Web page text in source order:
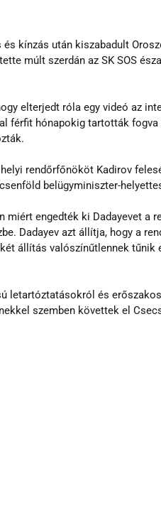
kínzás után kiszabadult
múlt szerdán az SK SOS
elterjedt róla egy videó az
férfit hónapokig tartották fogva
rendőrfőnököt Kadirov
belügyminiszter-
engedték ki Dadayevet a
Dadayev azt állítja, hogy a
állítás valószínűtlennek tűnik
letartóztatásokról és
szemben követtek el